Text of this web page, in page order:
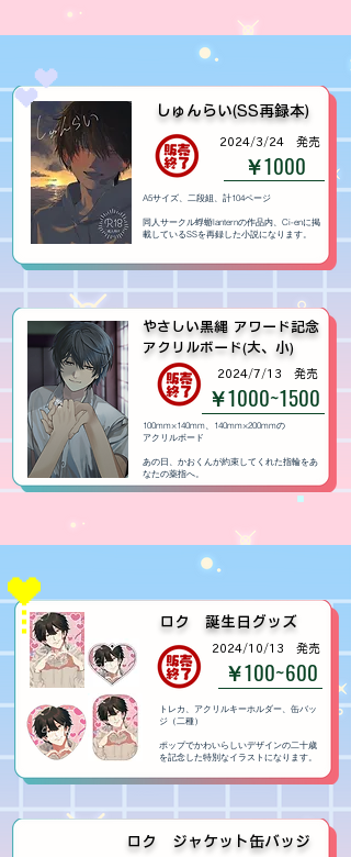
しゅんらい(SS再録本)
​2024/3/24 発売
￥1000
A5サイズ、二段組、計104ページ
同人サークル蜉蝣lanternの作品内、Ci-enに掲
載しているSSを再録した小説になります。
やさしい黒縄 アワード記念
アクリルボード(大、小)
​2024/7/13 発売
￥1000~1500
100mm×140mm、140mm×200mmの
​アクリルボード
あの日、かおくんが約束してくれた指輪をあ
なたの薬指へ。
​ロク 誕生日グッズ
​2024/10/13 発売
￥100~600
​トレカ、アクリルキーホルダー、缶バッ
ジ（二種）
ポップでかわいらしいデザインの二十歳
を記念した特別なイラストになります。
​ロク ジャケット缶バッジ